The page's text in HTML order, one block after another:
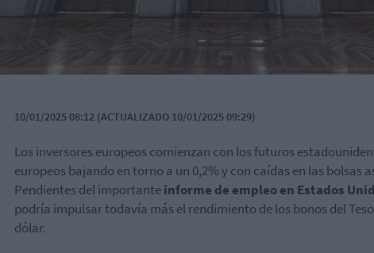
10/01/2025 08:12 (ACTUALIZADO 10/01/2025 09:29)
Los inversores europeos comienzan con los futuros
europeos bajando en torno a un 0,2% y con caídas en las bolsas
Pendientes del importanteinforme de empleo en Estados
podría impulsar todavía más el rendimiento de los bonos del
dólar.